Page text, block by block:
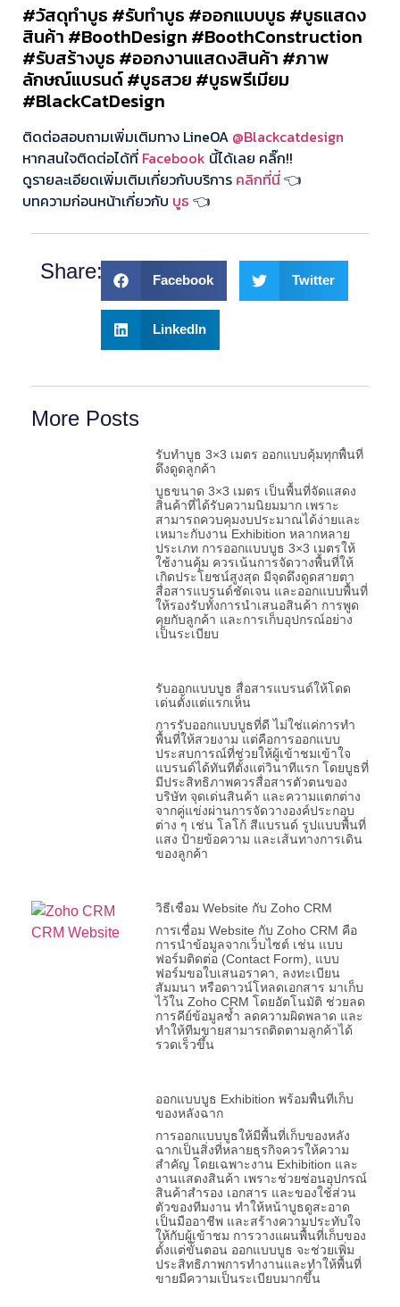
#วัสดุทำบูธ #รับทำบูธ #ออกแบบบูธ #บูธแสดง
สินค้า #BoothDesign #BoothConstruction
#รับสร้างบูธ #ออกงานแสดงสินค้า #ภาพ
ลักษณ์แบรนด์ #บูธสวย #บูธพรีเมียม
#BlackCatDesign
ติดต่อสอบถามเพิ่มเติมทาง LineOA @Blackcatdesign
หากสนใจติดต่อได้ที่ Facebook นี้ได้เลย คลิ๊ก!!
ดูรายละเอียดเพิ่มเติมเกี่ยวกับบริการ คลิกที่นี่👈
บทความก่อนหน้าเกี่ยวกับ บูธ 👈
Share: Facebook Twitter
LinkedIn
More Posts
รับทำบูธ 3×3 เมตร ออกแบบคุ้มทุกพื้นที่
ดึงดูดลูกค้า
บูธขนาด 3×3 เมตร เป็นพื้นที่จัดแสดง
สินค้าที่ได้รับความนิยมมาก เพราะ
สามารถควบคุมงบประมาณได้ง่ายและ
เหมาะกับงาน Exhibition หลากหลาย
ประเภท การออกแบบบูธ 3×3 เมตรให้
ใช้งานคุ้ม ควรเน้นการจัดวางพื้นที่ให้
เกิดประโยชน์สูงสุด มีจุดดึงดูดสายตา
สื่อสารแบรนด์ชัดเจน และออกแบบพื้นที่
ให้รองรับทั้งการนำเสนอสินค้า การพูด
คุยกับลูกค้า และการเก็บอุปกรณ์อย่าง
เป็นระเบียบ
รับออกแบบบูธ สื่อสารแบรนด์ให้โดด
เด่นตั้งแต่แรกเห็น
การรับออกแบบบูธที่ดี ไม่ใช่แค่การทำ
พื้นที่ให้สวยงาม แต่คือการออกแบบ
ประสบการณ์ที่ช่วยให้ผู้เข้าชมเข้าใจ
แบรนด์ได้ทันทีตั้งแต่วินาทีแรก โดยบูธที่
มีประสิทธิภาพควรสื่อสารตัวตนของ
บริษัท จุดเด่นสินค้า และความแตกต่าง
จากคู่แข่งผ่านการจัดวางองค์ประกอบ
ต่าง ๆ เช่น โลโก้ สีแบรนด์ รูปแบบพื้นที่
แสง ป้ายข้อความ และเส้นทางการเดิน
ของลูกค้า
วิธีเชื่อม Website กับ Zoho CRM
การเชื่อม Website กับ Zoho CRM คือ
การนำข้อมูลจากเว็บไซต์ เช่น แบบ
ฟอร์มติดต่อ (Contact Form), แบบ
ฟอร์มขอใบเสนอราคา, ลงทะเบียน
สัมมนา หรือดาวน์โหลดเอกสาร มาเก็บ
ไว้ใน Zoho CRM โดยอัตโนมัติ ช่วยลด
การคีย์ข้อมูลซ้ำ ลดความผิดพลาด และ
ทำให้ทีมขายสามารถติดตามลูกค้าได้
รวดเร็วขึ้น
ออกแบบบูธ Exhibition พร้อมพื้นที่เก็บ
ของหลังฉาก
การออกแบบบูธให้มีพื้นที่เก็บของหลัง
ฉากเป็นสิ่งที่หลายธุรกิจควรให้ความ
สำคัญ โดยเฉพาะงาน Exhibition และ
งานแสดงสินค้า เพราะช่วยซ่อนอุปกรณ์
สินค้าสำรอง เอกสาร และของใช้ส่วน
ตัวของทีมงาน ทำให้หน้าบูธดูสะอาด
เป็นมืออาชีพ และสร้างความประทับใจ
ให้กับผู้เข้าชม การวางแผนพื้นที่เก็บของ
ตั้งแต่ขั้นตอน ออกแบบบูธ จะช่วยเพิ่ม
ประสิทธิภาพการทำงานและทำให้พื้นที่
ขายมีความเป็นระเบียบมากขึ้น